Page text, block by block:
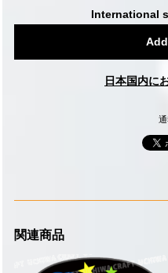
International
日本国内に
関連商品